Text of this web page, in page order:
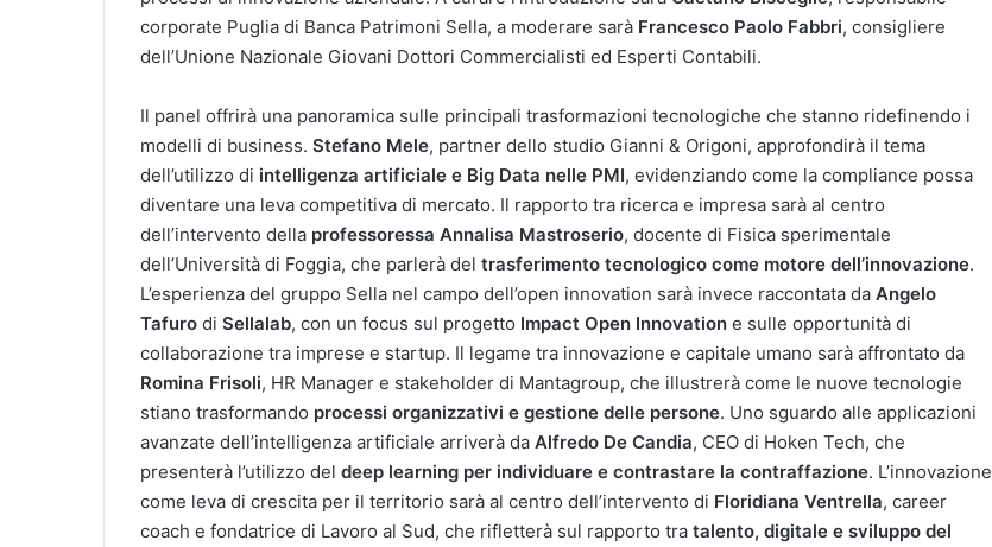
corporate Puglia di Banca Patrimoni Sella, a moderare sarà Francesco Paolo Fabbri, consigliere
dell’Unione Nazionale Giovani Dottori Commercialisti ed Esperti Contabili.
Il panel offrirà una panoramica sulle principali trasformazioni tecnologiche che stanno ridefinendo i
modelli di business. Stefano Mele, partner dello studio Gianni & Origoni, approfondirà il tema
dell’utilizzo di intelligenza artificiale e Big Data nelle PMI, evidenziando come la compliance possa
diventare una leva competitiva di mercato. Il rapporto tra ricerca e impresa sarà al centro
dell’intervento della professoressa Annalisa Mastroserio, docente di Fisica sperimentale
dell’Università di Foggia, che parlerà del trasferimento tecnologico come motore dell’innovazione.
L’esperienza del gruppo Sella nel campo dell’open innovation sarà invece raccontata da Angelo
Tafuro di Sellalab, con un focus sul progetto Impact Open Innovation e sulle opportunità di
collaborazione tra imprese e startup. Il legame tra innovazione e capitale umano sarà affrontato da
Romina Frisoli, HR Manager e stakeholder di Mantagroup, che illustrerà come le nuove tecnologie
stiano trasformando processi organizzativi e gestione delle persone. Uno sguardo alle applicazioni
avanzate dell’intelligenza artificiale arriverà da Alfredo De Candia, CEO di Hoken Tech, che
presenterà l’utilizzo del deep learning per individuare e contrastare la contraffazione. L’innovazione
come leva di crescita per il territorio sarà al centro dell’intervento di Floridiana Ventrella, career
coach e fondatrice di Lavoro al Sud, che rifletterà sul rapporto tra talento, digitale e sviluppo del